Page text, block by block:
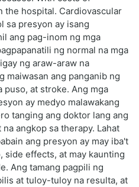
hospital. Cardiovascular
sa presyon ay isang
ang pag-inom ng mga
ng normal na mga
ng araw-araw na
maiwasan ang panganib ng
at stroke. Ang mga
ay medyo malawakang
tanging ang doktor lang ang
angkop sa therapy. Lahat
ang presyon ay may iba't
side effects, at may kaunting
Ang tamang pagpili ng
at tuloy-tuloy na resulta, at